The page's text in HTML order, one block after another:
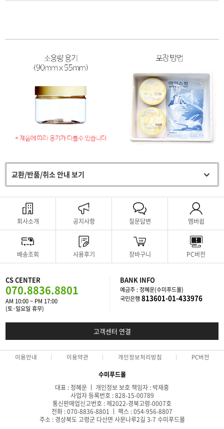
교환/반품/취소 안내 보기
회사소개 공지사항 질문답변 멤버쉽
배송조회 사용후기 장바구니 PC버전
CS CENTER
070.8836.8801
AM 10:00 ~ PM 17:00
(토·일요일 휴무)
BANK INFO
예금주 : 정혜운(수미푸드몰)
국민은행 813601-01-433976
고객센터 연결
이용안내 이용약관 개인정보처리방침 PC버전
수미푸드몰
대표 : 정혜운 ㅣ 개인정보 보호 책임자 : 박재흥
사업자 등록번호 : 828-15-00789
통신판매업신고번호 : 제2022-경북고령-0007호
전화 : 070-8836-8801 ㅣ 팩스 : 054-956-8807
주소 : 경상북도 고령군 다산면 사문나루2길 3-7 수미푸드몰